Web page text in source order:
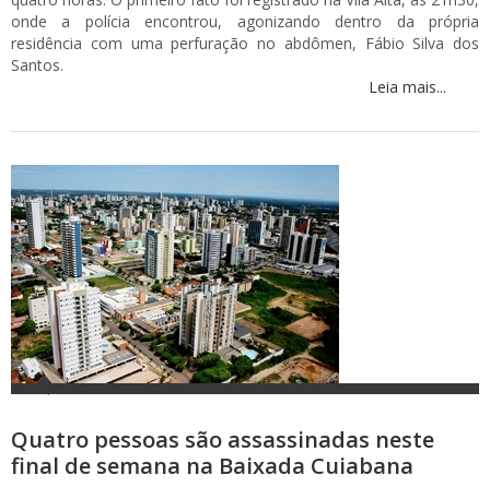
onde a polícia encontrou, agonizando dentro da própria
residência com uma perfuração no abdômen, Fábio Silva dos
Santos.
Leia mais...
Quatro pessoas são assassinadas neste
final de semana na Baixada Cuiabana